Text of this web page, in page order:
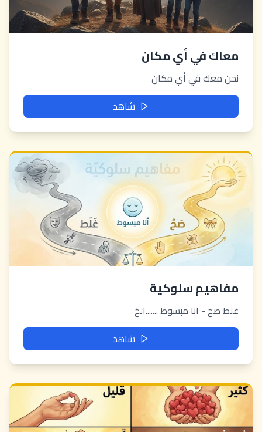
معاك في أي مكان
نحن معك في أي مكان
شاهد
مفاهيم سلوكية
غلط صح - انا مبسوط .......الخ
شاهد